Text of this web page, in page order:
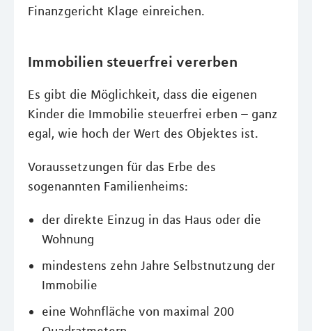
Finanzgericht Klage einreichen.
Immobilien steuerfrei vererben
Es gibt die Möglichkeit, dass die eigenen
Kinder die Immobilie steuerfrei erben – ganz
egal, wie hoch der Wert des Objektes ist.
Voraussetzungen für das Erbe des
sogenannten Familienheims:
der direkte Einzug in das Haus oder die
Wohnung
mindestens zehn Jahre Selbstnutzung der
Immobilie
eine Wohnfläche von maximal 200